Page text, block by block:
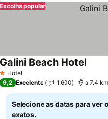
Escolha popular
1 Estrelas
Hotel
Galini Beach Hotel
9,2 Excelente 1.600 a 7.4
Selecione as datas para ver
exatos.